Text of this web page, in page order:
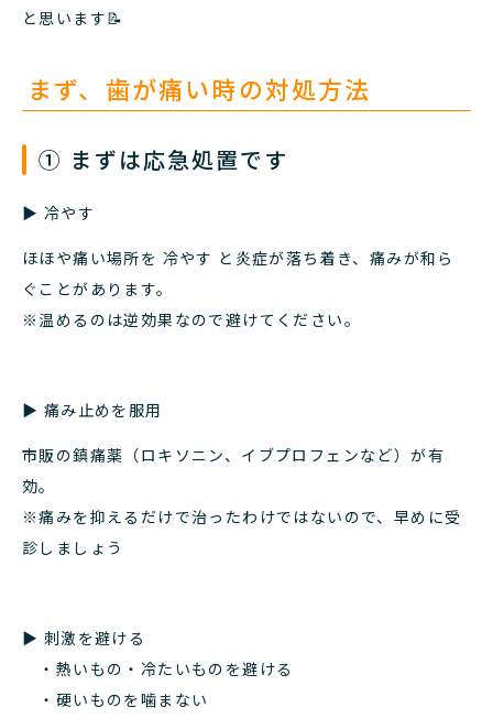
と思います📝
まず、歯が痛い時の対処方法
① まずは応急処置です
▶︎ 冷やす
ほほや痛い場所を 冷やす と炎症が落ち着き、痛みが和ら
ぐことがあります。
※温めるのは逆効果なので避けてください。
▶︎ 痛み止めを服用
市販の鎮痛薬（ロキソニン、イブプロフェンなど）が有
効。
※痛みを抑えるだけで治ったわけではないので、早めに受
診しましょう
▶︎ 刺激を避ける
・熱いもの・冷たいものを避ける
・硬いものを噛まない